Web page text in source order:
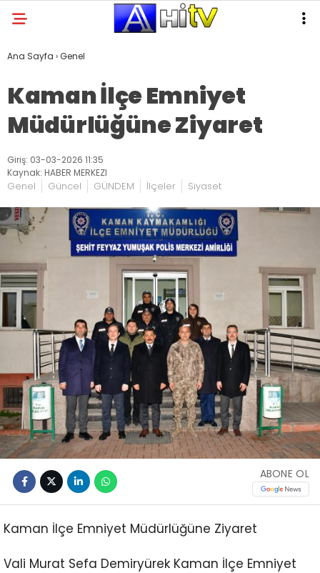
Ana Sayfa ›Genel
Kaman İlçe Emniyet
Müdürlüğüne Ziyaret
Giriş: 03-03-2026 11:35
Kaynak: HABER MERKEZI
Genel Güncel GÜNDEM İlçeler Siyaset
ABONE OL
Kaman İlçe Emniyet Müdürlüğüne Ziyaret
Vali Murat Sefa Demiryürek Kaman İlçe Emniyet